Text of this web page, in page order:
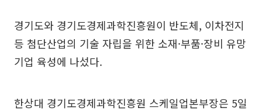
경기도와 경기도경제과학진흥원이 반도체, 이차전지
등 첨단산업의 기술 자립을 위한 소재·부품·장비 유망
기업 육성에 나섰다.
한상대 경기도경제과학진흥원 스케일업본부장은 5일